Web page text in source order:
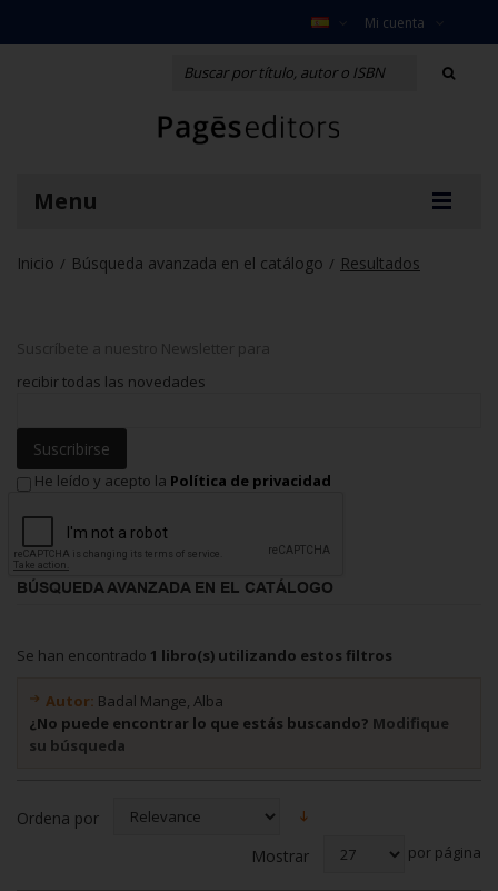
Mi cuenta
Menu
Inicio / Búsqueda avanzada en el catálogo / Resultados
Suscríbete a nuestro Newsletter para
recibir todas las novedades
Suscribirse
He leído y acepto la Política de privacidad
BÚSQUEDA AVANZADA EN EL CATÁLOGO
Se han encontrado 1 libro(s) utilizando estos filtros
Autor: Badal Mange, Alba
¿No puede encontrar lo que estás buscando? Modifique
su búsqueda
Ordena por
Mostrar
por página